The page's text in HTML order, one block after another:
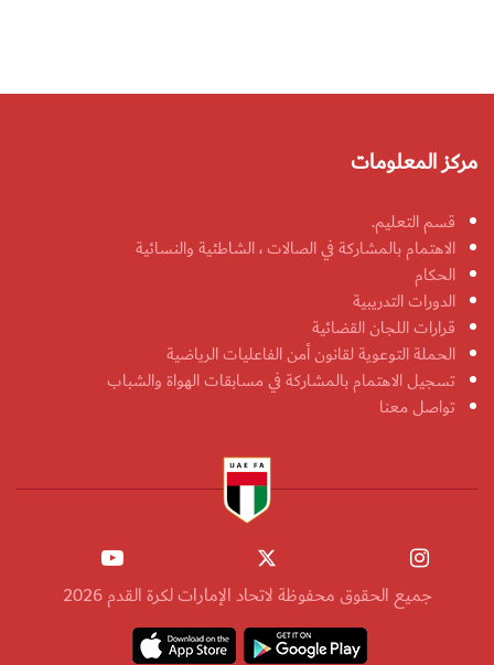
مركز المعلومات
قسم التعليم.
الاهتمام بالمشاركة في الصالات ، الشاطئية والنسائية
الحكام
الدورات التدريبية
قرارات اللجان القضائية
الحملة التوعوية لقانون أمن الفاعليات الرياضية
تسجيل الاهتمام بالمشاركة في مسابقات الهواة والشباب
تواصل معنا
جميع الحقوق محفوظة لاتحاد الإمارات لكرة القدم 2026